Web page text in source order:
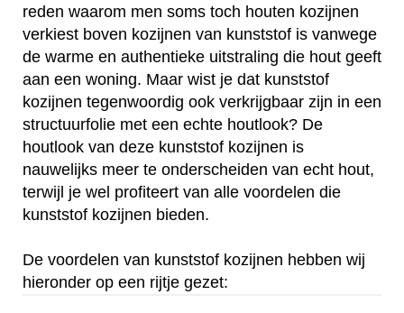
reden waarom men soms toch houten kozijnen
verkiest boven kozijnen van kunststof is vanwege
de warme en authentieke uitstraling die hout geeft
aan een woning. Maar wist je dat kunststof
kozijnen tegenwoordig ook verkrijgbaar zijn in een
structuurfolie met een echte houtlook? De
houtlook van deze kunststof kozijnen is
nauwelijks meer te onderscheiden van echt hout,
terwijl je wel profiteert van alle voordelen die
kunststof kozijnen bieden.
De voordelen van kunststof kozijnen hebben wij
hieronder op een rijtje gezet: